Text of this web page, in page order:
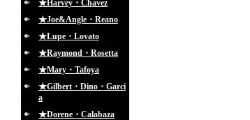
★Harvey・Chavez
★Joe&Angle・Reano
★Lupe・Lovato
★Raymond・Rosetta
★Mary・Tafoya
★Gilbert・Dino・Garci
a
★Dorene・Calabaza